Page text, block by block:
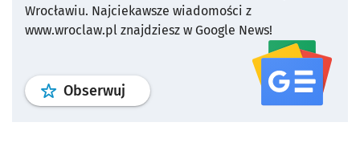
Wrocławiu. Najciekawsze wiadomości z
www.wroclaw.pl znajdziesz w Google News!
Obserwuj profil serwisu